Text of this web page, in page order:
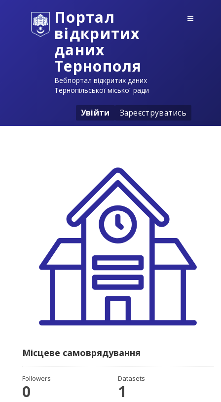
Портал
відкритих
даних
Тернополя
Вебпортал відкритих даних
Тернопільської міської ради
Увійти Зареєструватись
Місцеве самоврядування
Followers
0
Datasets
1